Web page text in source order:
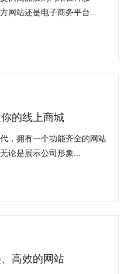
网站还是电子商务平台...
的线上商城
，拥有一个功能齐全的网站
论是展示公司形象...
高效的网站